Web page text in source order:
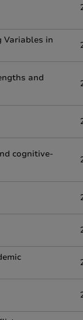
Variables in
and
cognitive-